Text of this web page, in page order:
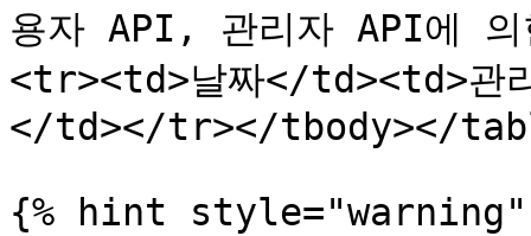
용자 API, 관리자 API에
<tr><td>날짜</td><td>관
</td></tr></tbody></
{% hint style="warning"